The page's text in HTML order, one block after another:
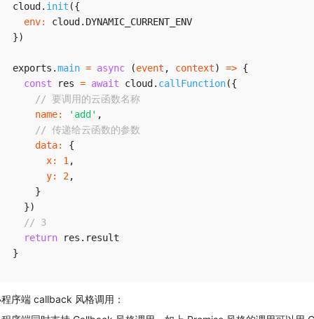
cloud . init ({
env: cloud . DYNAMIC_CURRENT_ENV
})
exports .main = async (event , context) => {
const res = await cloud . callFunction({
// 要调用的云函数名称
name: 'add' ,
// 传递给云函数的参数
data:
{
x: 1 ,
y: 2,
}
})
// 3
return res .
}
序端 callback 风格调用：